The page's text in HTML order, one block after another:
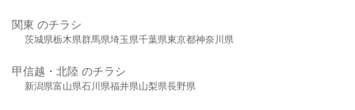
関東 のチラシ
茨城県栃木県群馬県埼玉県千葉県東京都神奈川県
甲信越・北陸 のチラシ
新潟県富山県石川県福井県山梨県長野県